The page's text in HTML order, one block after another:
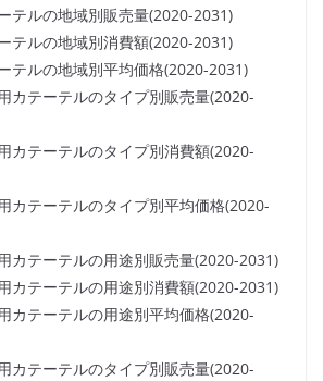
テルの地域別販売量(2020-2031)
テルの地域別消費額(2020-2031)
テルの地域別平均価格(2020-2031)
カテーテルのタイプ別販売量(2020-
カテーテルのタイプ別消費額(2020-
カテーテルのタイプ別平均価格(2020-
カテーテルの用途別販売量(2020-2031)
カテーテルの用途別消費額(2020-2031)
カテーテルの用途別平均価格(2020-
カテーテルのタイプ別販売量(2020-